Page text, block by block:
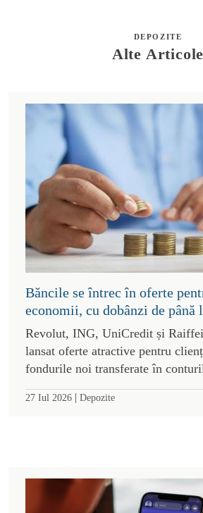
DEPOZITE
Alte Articole
Băncile se întrec în oferte
economii, cu dobânzi de până
Revolut, ING, UniCredit și
lansat oferte atractive pentru
fondurile noi transferate în
27 Iul 2026 | Depozite